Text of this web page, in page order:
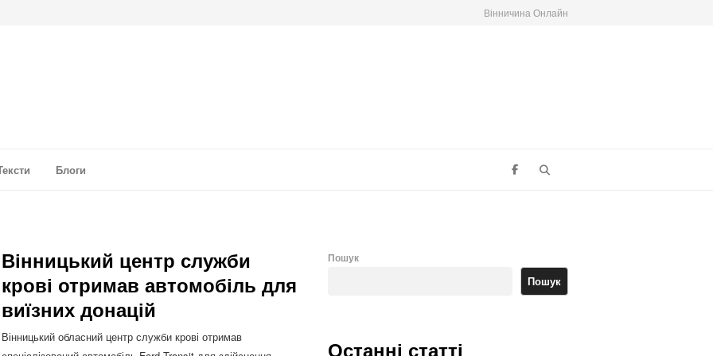
Вінничина Онлайн
Блоги
Вінницький центр служби
крові отримав автомобіль для
виїзних донацій
Вінницький обласний центр служби крові отримав
Пошук
Пошук
Останні статті